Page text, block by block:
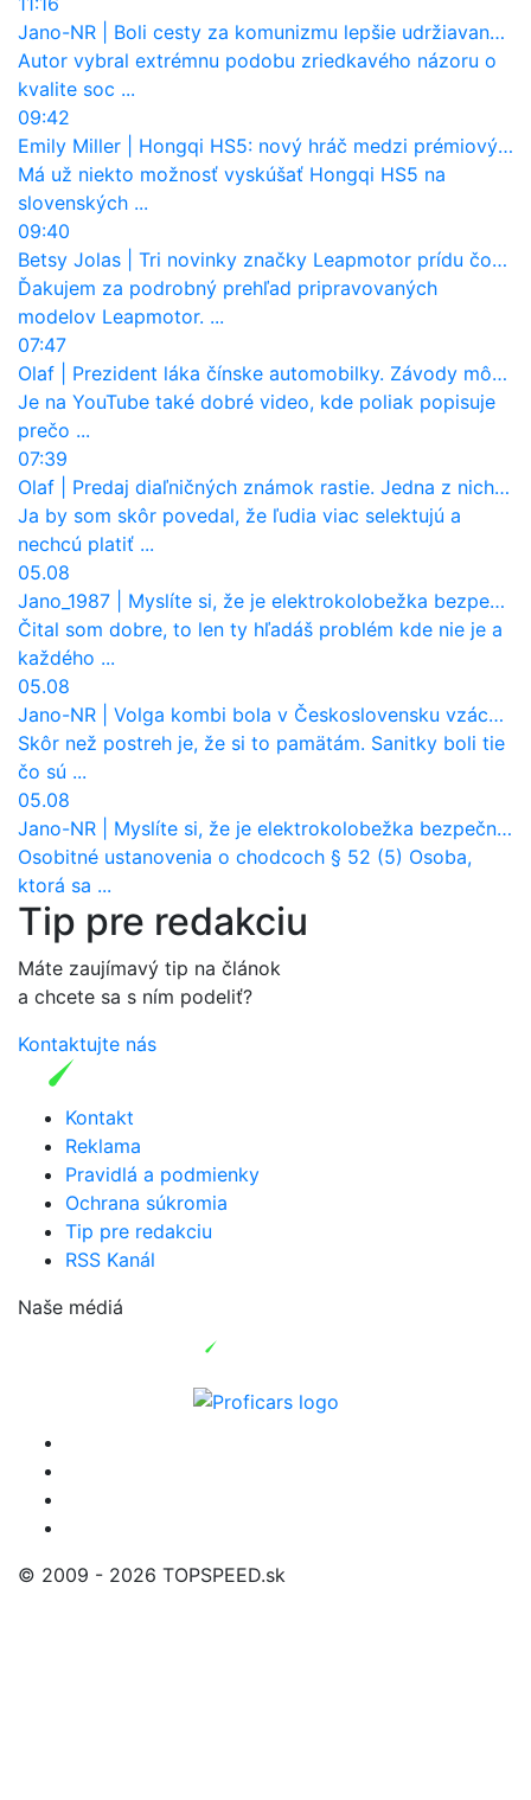
Jano-NR
Boli cesty za komunizmu lepšie udržiavané ako dnes?
Autor vybral extrémnu podobu zriedkavého názoru o
kvalite soc ...
09:42
Emily Miller
Hongqi HS5: nový hráč medzi prémiovými SUV na Slovensku
Má už niekto možnosť vyskúšať Hongqi HS5 na
slovenských ...
09:40
Betsy Jolas
Tri novinky značky Leapmotor prídu čoskoro aj na Slovensko
Ďakujem za podrobný prehľad pripravovaných
modelov Leapmotor. ...
07:47
Olaf
Prezident láka čínske automobilky. Závody môžu prevziať po európskej značke
Je na YouTube také dobré video, kde poliak popisuje
prečo ...
07:39
Olaf
Predaj diaľničných známok rastie. Jedna z nich zaznamenala nečakane výrazný nárast
Ja by som skôr povedal, že ľudia viac selektujú a
nechcú platiť ...
05.08
Jano_1987
Myslíte si, že je elektrokolobežka bezpečná? Tento test odhalil vážny problém
Čital som dobre, to len ty hľadáš problém kde nie je a
každého ...
05.08
Jano-NR
Volga kombi bola v Československu vzácnosť. Jazdila ako sanitka, aj pre Verejnú bezpečnosť
Skôr než postreh je, že si to pamätám. Sanitky boli tie
čo sú ...
05.08
Jano-NR
Myslíte si, že je elektrokolobežka bezpečná? Tento test odhalil vážny problém
Osobitné ustanovenia o chodcoch § 52 (5) Osoba,
ktorá sa ...
Tip pre redakciu
Máte zaujímavý tip na článok
a chcete sa s ním podeliť?
Kontaktujte nás
Kontakt
Reklama
Pravidlá a podmienky
Ochrana súkromia
Tip pre redakciu
RSS Kanál
Naše médiá
© 2009 - 2026 TOPSPEED.sk